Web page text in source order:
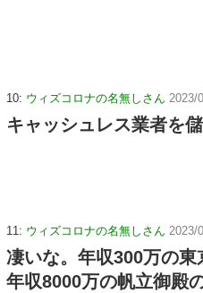
10: ウィズコロナの名無しさん 2023/
キャッシュレス業者を
11: ウィズコロナの名無しさん 2023/
凄いな。年収300万の東
年収8000万の帆立御殿